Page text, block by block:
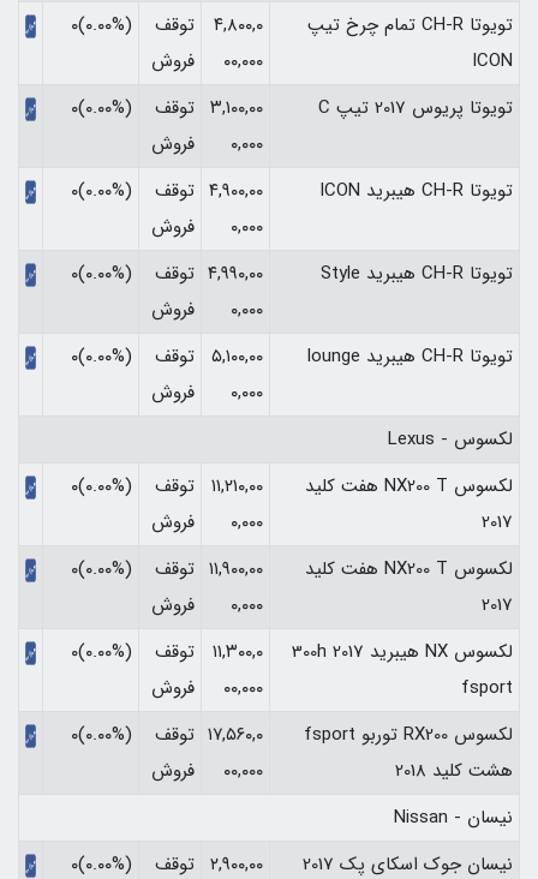
تویوتا CH-R تمام چرخ تیپ
ICON
۴,۸۰۰,۰
۰۰,۰۰۰
توقف
فروش
(۰.۰۰%)۰
تویوتا پریوس 2017 تیپ C
۳,۱۰۰,۰۰
۰,۰۰۰
توقف
فروش
(۰.۰۰%)۰
تویوتا CH-R هیبرید ICON
۴,۹۰۰,۰۰
۰,۰۰۰
توقف
فروش
(۰.۰۰%)۰
تویوتا CH-R هیبرید Style
۴,۹۹۰,۰۰
۰,۰۰۰
توقف
فروش
(۰.۰۰%)۰
تویوتا CH-R هیبرید lounge
۵,۱۰۰,۰۰
۰,۰۰۰
توقف
فروش
(۰.۰۰%)۰
لکسوس - Lexus
لکسوس NX200 T هفت کلید
2017
۱۱,۲۱۰,۰۰
۰,۰۰۰
توقف
فروش
(۰.۰۰%)۰
لکسوس NX200 T هفت کلید
2017
۱۱,۹۰۰,۰۰
۰,۰۰۰
توقف
فروش
(۰.۰۰%)۰
لکسوس NX هیبرید 2017 300h
fsport
۱۱,۳۰۰,۰
۰۰,۰۰۰
توقف
فروش
(۰.۰۰%)۰
لکسوس RX200 توربو fsport
هشت کلید 2018
۱۷,۵۶۰,۰
۰۰,۰۰۰
توقف
فروش
(۰.۰۰%)۰
نیسان - Nissan
نیسان جوک اسکای پک 2017
۲,۹۰۰,۰۰ توقف (۰.۰۰%)۰